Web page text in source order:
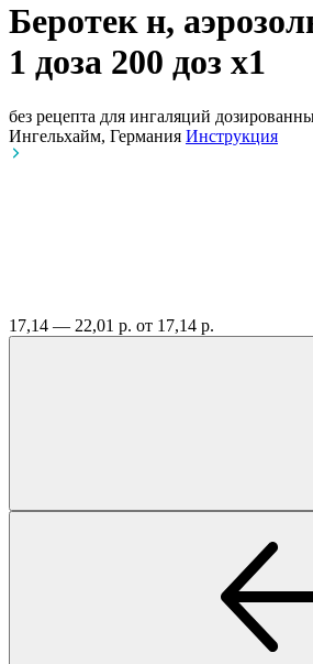
Беротек н,
1 доза 200 доз x1
без рецепта для ингаляций
Ингельхайм, Германия Инструкция
17,14 — 22,01 р. от 17,14 р.